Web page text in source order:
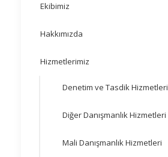
Ekibimiz
Hakkımızda
Hizmetlerimiz
Denetim ve Tasdik Hizmetleri
Diğer Danışmanlık Hizmetleri
Mali Danışmanlık Hizmetleri